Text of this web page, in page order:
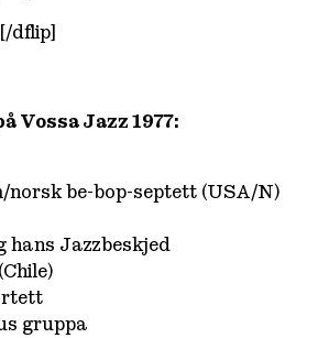
dflip]
Jazz 1977:
norsk be-bop-septett (USA/N)
hans Jazzbeskjed
gruppa